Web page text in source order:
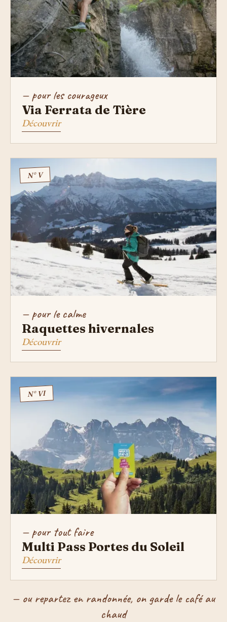
— pour les courageux
Via Ferrata de Tière
Découvrir
N° V
— pour le calme
Raquettes hivernales
Découvrir
N° VI
— pour tout faire
Multi Pass Portes du Soleil
Découvrir
— ou repartez en randonnée, on garde le café au
chaud